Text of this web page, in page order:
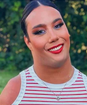
fantásticos que
destas
do nosso planeta
da grandepesquisa